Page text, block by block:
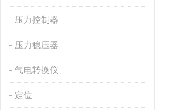
压力控制器
压力稳压器
气电转换仪
定位